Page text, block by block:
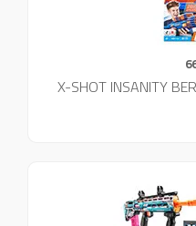
X-SHOT INSANITY